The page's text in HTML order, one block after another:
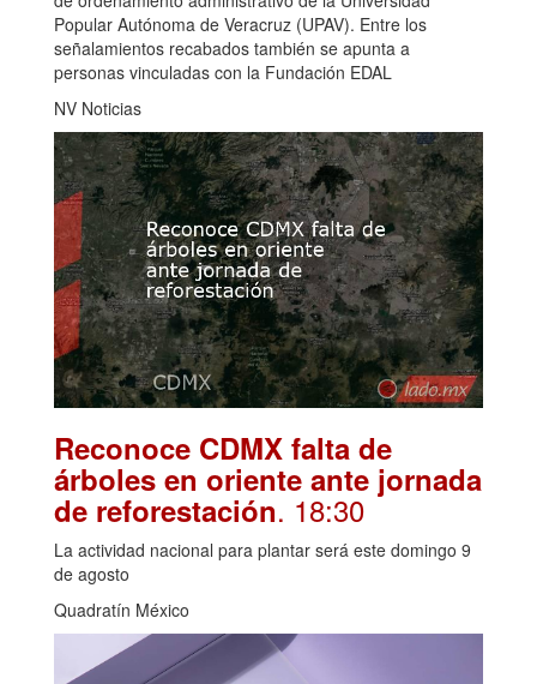
Popular Autónoma de Veracruz (UPAV). Entre los
señalamientos recabados también se apunta a
personas vinculadas con la Fundación EDAL
NV Noticias
Reconoce CDMX falta de
árboles en oriente ante jornada
de reforestación. 18:30
La actividad nacional para plantar será este domingo 9
de agosto
Quadratín México